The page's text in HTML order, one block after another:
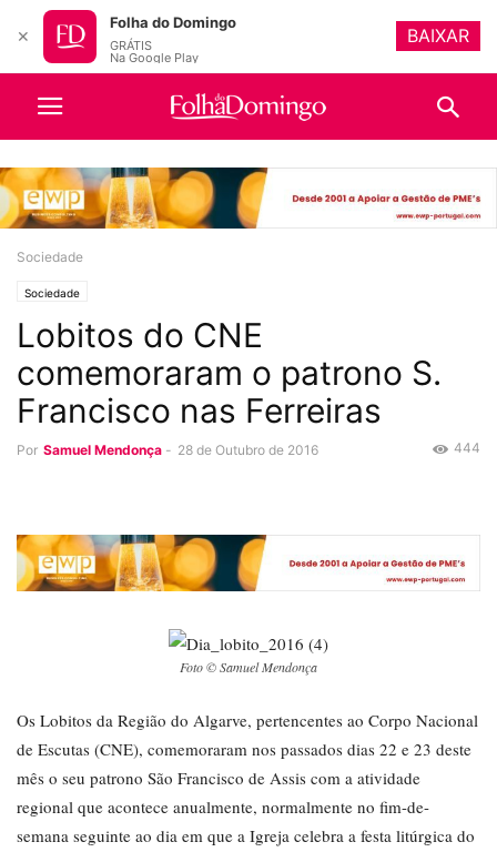
Sociedade
Sociedade
Lobitos do CNE
comemoraram o patrono S.
Francisco nas Ferreiras
Por Samuel Mendonça - 28 de Outubro de 2016 444
Foto © Samuel Mendonça
Os Lobitos da Região do Algarve, pertencentes ao Corpo Nacional
de Escutas (CNE), comemoraram nos passados dias 22 e 23 deste
mês o seu patrono São Francisco de Assis com a atividade
regional que acontece anualmente, normalmente no fim-de-
semana seguinte ao dia em que a Igreja celebra a festa litúrgica do
✕
Folha do Domingo
GRÁTIS
Na Google Play
BAIXAR